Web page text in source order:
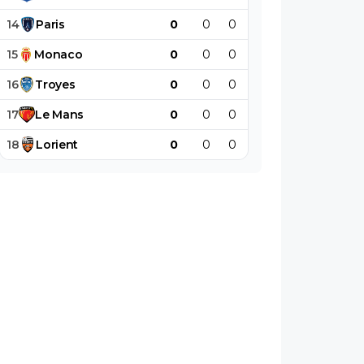
14 Paris 0 0 0
15 Monaco 0 0 0
16 Troyes 0 0 0
17 Le Mans 0 0 0
18 Lorient 0 0 0